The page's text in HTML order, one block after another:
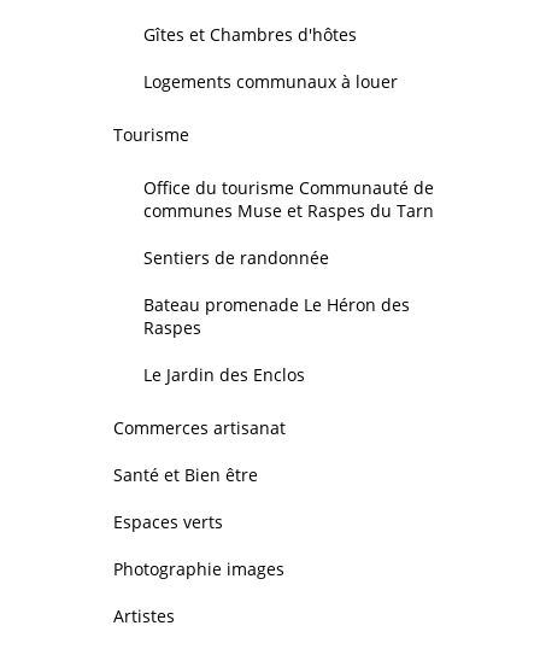
Gîtes et Chambres d'hôtes
Logements communaux à louer
Tourisme
Office du tourisme Communauté de
communes Muse et Raspes du Tarn
Sentiers de randonnée
Bateau promenade Le Héron des
Raspes
Le Jardin des Enclos
Commerces artisanat
Santé et Bien être
Espaces verts
Photographie images
Artistes